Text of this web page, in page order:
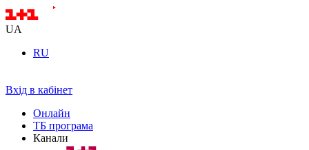
UA
RU
Вхід в кабінет
Онлайн
ТБ програма
Канали